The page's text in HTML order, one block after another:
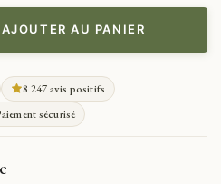
AJOUTER AU PANIER
8 247 avis positifs
sécurisé